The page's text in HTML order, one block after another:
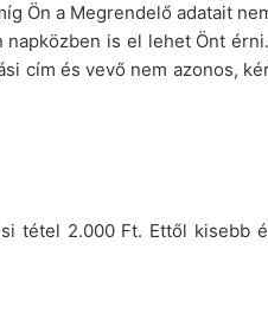
Ön a Megrendelő adatait
is el lehet Önt
cím és vevő nem azonos,
tétel 2.000 Ft. Ettől kisebb